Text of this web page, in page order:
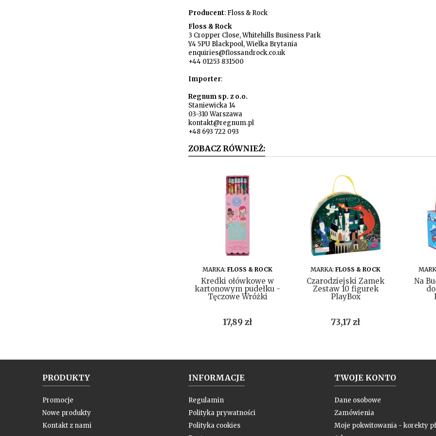
Producent: Floss & Rock
Floss & Rock
3 Cropper Close, Whitehills Business Park
Y4 5PU Blackpool, Wielka Brytania
enquiries@flossandrock.co.uk
+44 01253 831500
Importer:
Regnum sp. z o.o.
Staniewicka 14
03-310 Warszawa
kontakt@regnum.pl
+48 693 722 093
ZOBACZ RÓWNIEŻ:
DO KOSZYKA
MARKA: FLOSS & ROCK
Kredki ołówkowe w
kartonowym pudełku -
Tęczowe Wróżki
Cena
17,89 zł
DO KOSZYKA
MARKA: FLOSS & ROCK
Czarodziejski Zamek
Zestaw 10 figurek
PlayBox
Cena
73,17 zł
Na
PRODUKTY
Promocje
Nowe produkty
Kontakt z nami
INFORMACJE
Regulamin
Polityka prywatności
Polityka cookies
TWOJE KONTO
Dane osobowe
Zamówienia
Moje pokwitowania - korekty